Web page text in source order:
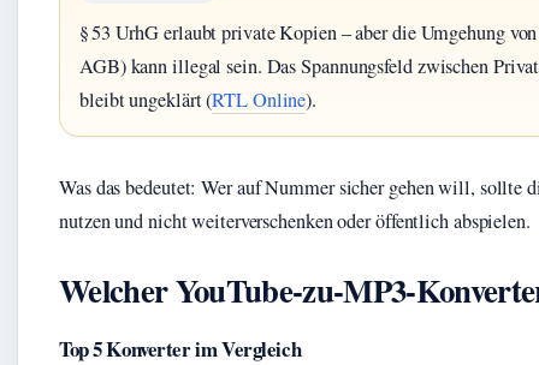
§ 53 UrhG erlaubt private Kopien – aber die Umgehung
AGB) kann illegal sein. Das Spannungsfeld zwischen
bleibt ungeklärt (RTL Online).
Was das bedeutet: Wer auf Nummer sicher gehen will, sollte
nutzen und nicht weiterverschenken oder öffentlich abspielen.
Welcher YouTube-zu-MP3-
Top 5 Konverter im Vergleich